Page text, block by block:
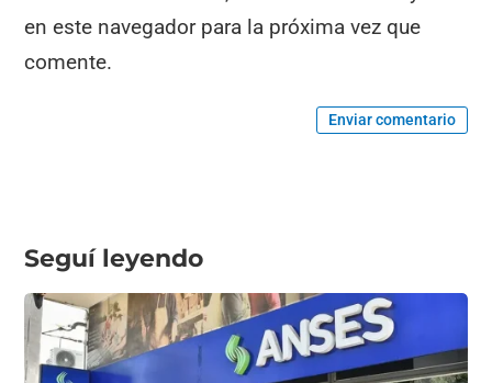
en este navegador para la próxima vez que
comente.
Enviar comentario
Seguí leyendo